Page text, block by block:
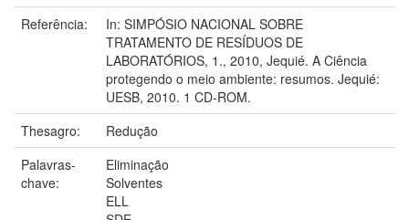
Referência:
In: SIMPÓSIO NACIONAL SOBRE
TRATAMENTO DE RESÍDUOS DE
LABORATÓRIOS, 1., 2010, Jequié. A Ciência
protegendo o meio ambiente: resumos. Jequié:
UESB, 2010. 1 CD-ROM.
Thesagro:
Redução
Palavras-
chave:
Eliminação
Solventes
ELL